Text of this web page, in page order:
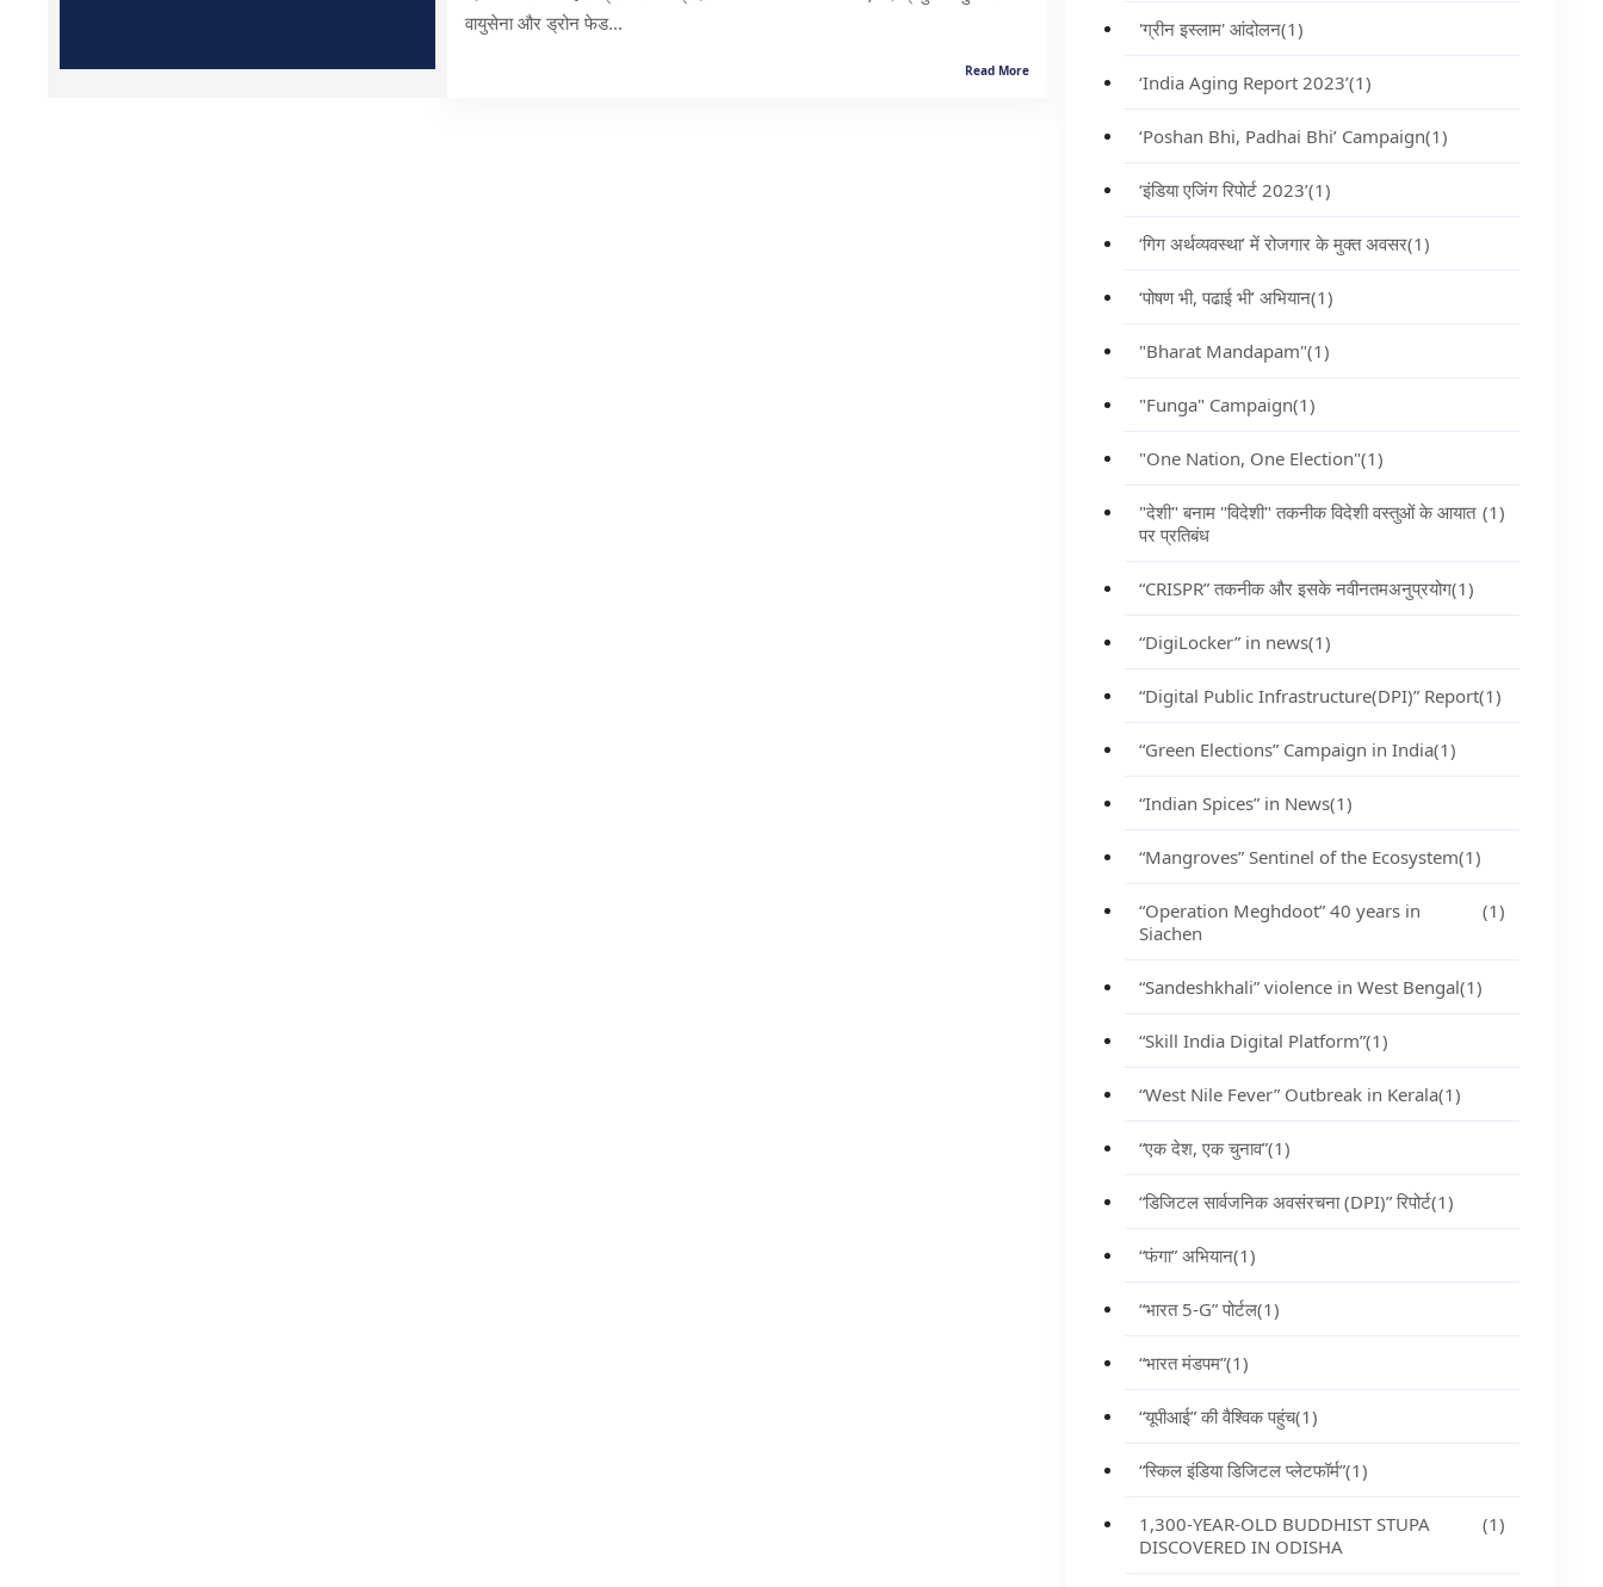
वायुसेना और ड्रोन फेड...
Read More
'ग्रीन इस्लाम' आंदोलन(1)
‘India Aging Report 2023’(1)
‘Poshan Bhi, Padhai Bhi’ Campaign(1)
‘इंडिया एजिंग रिपोर्ट 2023’(1)
‘गिग अर्थव्यवस्था’ में रोजगार के मुक्त अवसर(1)
‘पोषण भी, पढाई भी’ अभियान(1)
"Bharat Mandapam"(1)
"Funga" Campaign(1)
"One Nation, One Election"(1)
"देशी" बनाम "विदेशी" तकनीक विदेशी वस्तुओं के आयात
पर प्रतिबंध
(1)
“CRISPR” तकनीक और इसके नवीनतमअनुप्रयोग(1)
“DigiLocker” in news(1)
“Digital Public Infrastructure(DPI)” Report(1)
“Green Elections” Campaign in India(1)
“Indian Spices” in News(1)
“Mangroves” Sentinel of the Ecosystem(1)
“Operation Meghdoot” 40 years in
Siachen
(1)
“Sandeshkhali” violence in West Bengal(1)
“Skill India Digital Platform”(1)
“West Nile Fever” Outbreak in Kerala(1)
“एक देश, एक चुनाव”(1)
“डिजिटल सार्वजनिक अवसंरचना (DPI)” रिपोर्ट(1)
“फंगा” अभियान(1)
“भारत 5-G” पोर्टल(1)
“भारत मंडपम”(1)
“यूपीआई” की वैश्विक पहुंच(1)
“स्किल इंडिया डिजिटल प्लेटफॉर्म”(1)
1,300-YEAR-OLD BUDDHIST STUPA
DISCOVERED IN ODISHA
(1)